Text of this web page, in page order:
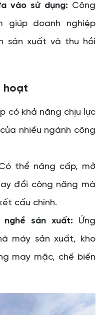
vào sử dụng: Công
giúp doanh nghiệp
sản xuất và thu hồi
hoạt
có khả năng chịu lực
nhiều ngành công
thể nâng cấp, mở
đổi công năng mà
cấu chính.
nghề sản xuất: Ứng
máy sản xuất, kho
may mặc, chế biến